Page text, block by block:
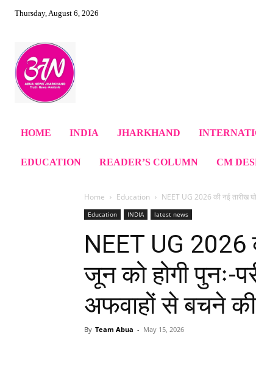
Thursday, August 6, 2026
HOME INDIA JHARKHAND
EDUCATION READER’S COLUMN CM
Home Education NEET UG 2026 की नई तारीख
Education INDIA latest news
NEET UG 2026
जून को होगी पुनः-
अफवाहों से बचने
By Team Abua - May 15, 2026